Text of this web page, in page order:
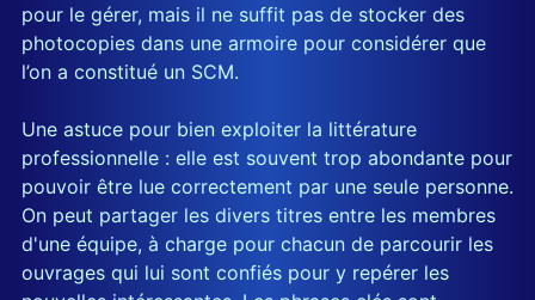
pour le gérer, mais il ne suffit pas de stocker des
photocopies dans une armoire pour considérer que
l’on a constitué un SCM.
Une astuce pour bien exploiter la littérature
professionnelle : elle est souvent trop abondante pour
pouvoir être lue correctement par une seule personne.
On peut partager les divers titres entre les membres
d'une équipe, à charge pour chacun de parcourir les
ouvrages qui lui sont confiés pour y repérer les